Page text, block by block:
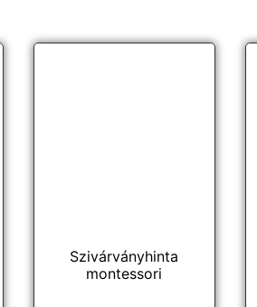
Szivárványhinta
montessori